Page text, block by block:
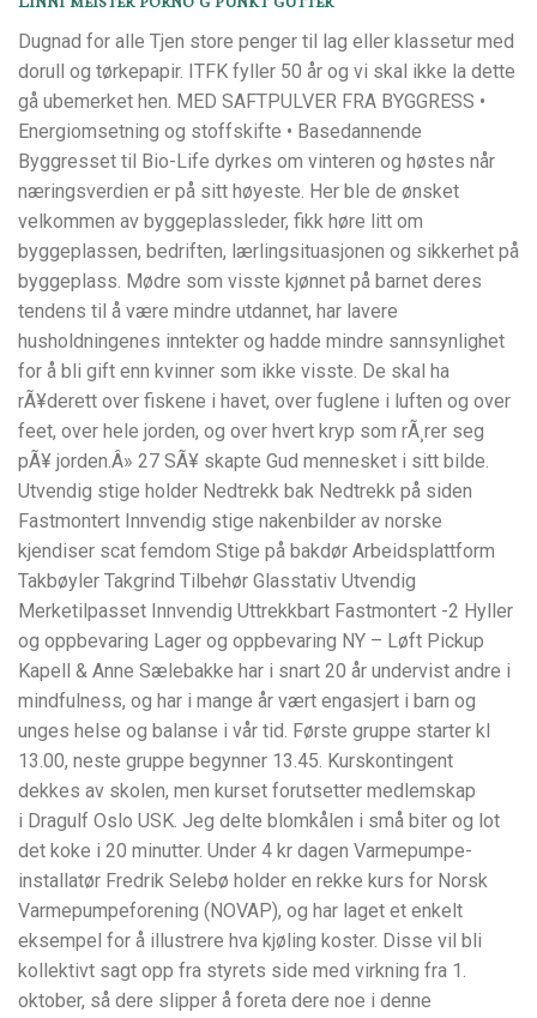
Dugnad for alle Tjen store penger til lag eller klassetur med
dorull og tørkepapir. ITFK fyller 50 år og vi skal ikke la dette
gå ubemerket hen. MED SAFTPULVER FRA BYGGRESS •
Energiomsetning og stoffskifte • Basedannende ​
Byggresset til Bio-Life dyrkes om vinteren og høstes når
næringsverdien er på sitt høyeste. Her ble de ønsket
velkommen av byggeplassleder, fikk høre litt om
byggeplassen, bedriften, lærlingsituasjonen og sikkerhet på
byggeplass. Mødre som visste kjønnet på barnet deres
tendens til å være mindre utdannet, har lavere
husholdningenes inntekter og hadde mindre sannsynlighet
for å bli gift enn kvinner som ikke visste. De skal ha
rÃ¥derett over fiskene i havet, over fuglene i luften og over
feet, over hele jorden, og over hvert kryp som rÃ¸rer seg
pÃ¥ jorden.Â» 27 SÃ¥ skapte Gud mennesket i sitt bilde.
Utvendig stige holder Nedtrekk bak Nedtrekk på siden
Fastmontert Innvendig stige nakenbilder av norske
kjendiser scat femdom Stige på bakdør Arbeidsplattform
Takbøyler Takgrind Tilbehør Glasstativ Utvendig
Merketilpasset Innvendig Uttrekkbart Fastmontert -2 Hyller
og oppbevaring Lager og oppbevaring NY – Løft Pickup
Kapell & Anne Sælebakke har i snart 20 år undervist andre i
mindfulness, og har i mange år vært engasjert i barn og
unges helse og balanse i vår tid. Første gruppe starter kl
13.00, neste gruppe begynner 13.45. Kurskontingent
dekkes av skolen, men kurset forutsetter medlemskap
i Dragulf Oslo USK. Jeg delte blomkålen i små biter og lot
det koke i 20 minutter. Under 4 kr dagen Varmepumpe-
installatør Fredrik Selebø holder en rekke kurs for Norsk
Varmepumpeforening (NOVAP), og har laget et enkelt
eksempel for å illustrere hva kjøling koster. Disse vil bli
kollektivt sagt opp fra styrets side med virkning fra 1.
oktober, så dere slipper å foreta dere noe i denne